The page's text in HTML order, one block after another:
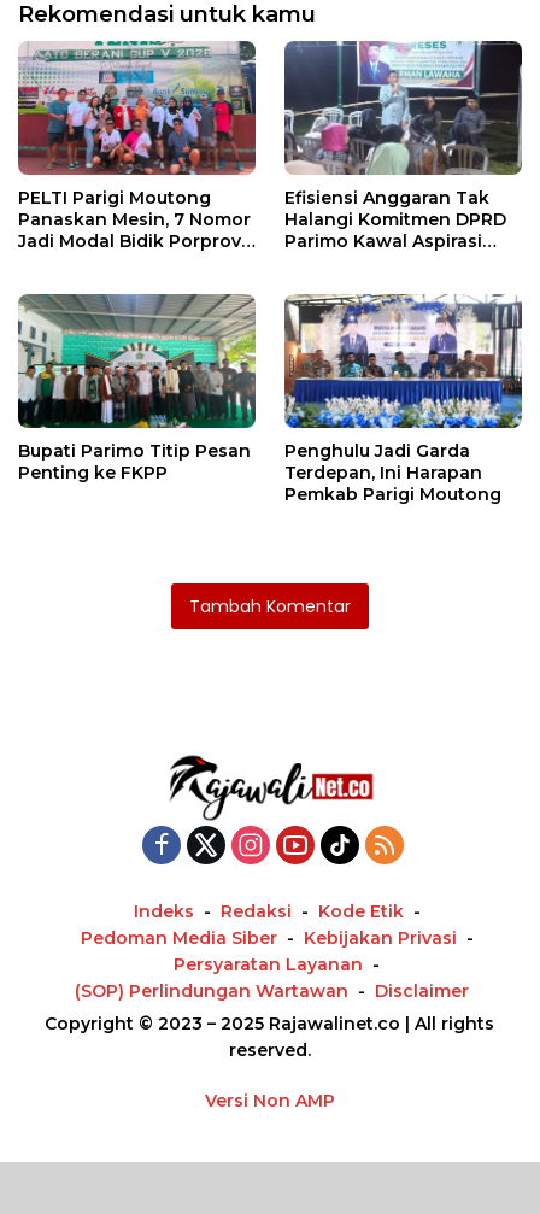
Rekomendasi untuk kamu
PELTI Parigi Moutong
Panaskan Mesin, 7 Nomor
Jadi Modal Bidik Porprov
Efisiensi Anggaran Tak
Halangi Komitmen DPRD
Parimo Kawal Aspirasi
Bupati Parimo Titip Pesan
Penting ke FKPP
Penghulu Jadi Garda
Terdepan, Ini Harapan
Pemkab Parigi Moutong
Tambah Komentar
Indeks Redaksi
Kode Etik
Pedoman Media Siber
Kebijakan Privasi
Persyaratan Layanan
(SOP) Perlindungan Wartawan
Disclaimer
Copyright © 2023 – 2025 Rajawalinet.co | All rights
reserved.
Versi Non AMP